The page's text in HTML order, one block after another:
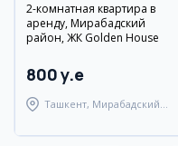
2-комнатная квартира в
аренду, Мирабадский
район, ЖК Golden House
800 y.e
Ташкент, Мирабадский